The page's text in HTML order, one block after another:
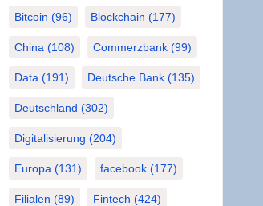
Bitcoin (96) Blockchain (177)
China (108) Commerzbank(99)
Data (191) Deutsche Bank(135)
Deutschland (302)
Digitalisierung (204)
Europa (131) facebook(177)
Filialen (89) Fintech (424)